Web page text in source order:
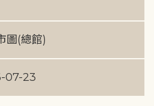
圖(總館)
07-23